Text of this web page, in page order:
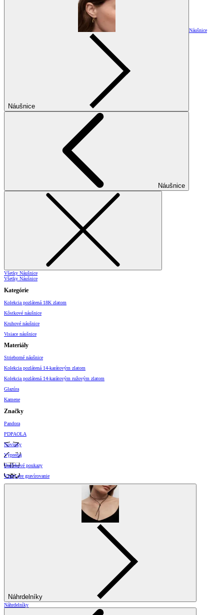
Náušnice
Náušnice
Náušnice
Všetky Náušnice
Všetky Náušnice
Kategórie
Kolekcia pozlátená 18K zlatom
Kôstkové náušnice
Kruhové náušnice
Visiace náušnice
Materiály
Strieborné náušnice
Kolekcia pozlátená 14-karátovým zlatom
Kolekcia pozlátená 14-karátovým ružovým zlatom
Glazúra
Kamene
Značky
Pandora
PDPAOLA
Novinky
Výpredaj
Darčekové poukazy
Vzory pre gravírovanie
Náhrdelníky
Náhrdelníky